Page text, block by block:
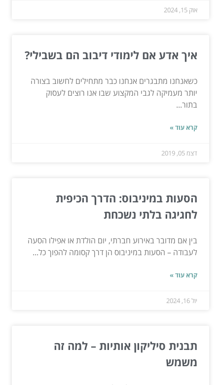
אוק 15, 2024
איך אדע אם לימודי דיבוב הם בשבילי?
כשאנחנו מתבגרים אנחנו כבר מתחילים לחשוב בצורה
יותר מעמיקה לגבי המקצוע שבו אנו רוצים לעסוק
בתור...
קרא עוד »
דצמ 05, 2019
הסעות במיניבוס: הדרך הכיפית
לחגיגה בלתי נשכחת
בין אם מדובר באירוע חברתי, יום הולדת או אפילו הסעה
לעבודה – הסעות במיניבוס הן דרך קסומה להפוך כל...
קרא עוד »
יול 16, 2024
תבנית סיליקון אותיות – למה זה
משמש